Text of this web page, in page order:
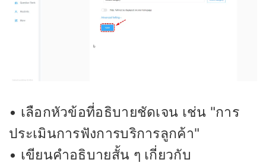
• เลือกหัวข้อที่อธิบายชัดเจน เช่น "การ
ประเมินการฟังการบริการลูกค้า"
• เขียนคำอธิบายสั้น ๆ เกี่ยวกับ